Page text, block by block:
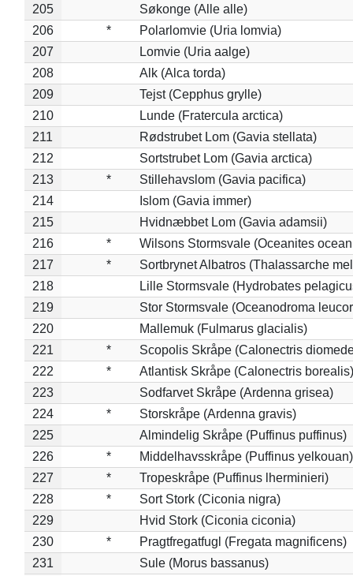
205
Søkonge (Alle alle)
206
*
Polarlomvie (Uria lomvia)
207
Lomvie (Uria aalge)
208
Alk (Alca torda)
209
Tejst (Cepphus grylle)
210
Lunde (Fratercula arctica)
211
Rødstrubet Lom (Gavia stellata)
212
Sortstrubet Lom (Gavia arctica)
213
*
Stillehavslom (Gavia pacifica)
214
Islom (Gavia immer)
215
Hvidnæbbet Lom (Gavia adamsii)
216
*
Wilsons Stormsvale (Oceanites
217
*
Sortbrynet Albatros (Thalassarche
218
Lille Stormsvale (Hydrobates
219
Stor Stormsvale (Oceanodroma
220
Mallemuk (Fulmarus glacialis)
221
*
Scopolis Skråpe (Calonectris
222
*
Atlantisk Skråpe (Calonectris borealis)
223
Sodfarvet Skråpe (Ardenna grisea)
224
*
Storskråpe (Ardenna gravis)
225
Almindelig Skråpe (Puffinus puffinus)
226
*
Middelhavsskråpe (Puffinus yelkouan)
227
*
Tropeskråpe (Puffinus lherminieri)
228
*
Sort Stork (Ciconia nigra)
229
Hvid Stork (Ciconia ciconia)
230
*
Pragtfregatfugl (Fregata magnificens)
231
Sule (Morus bassanus)